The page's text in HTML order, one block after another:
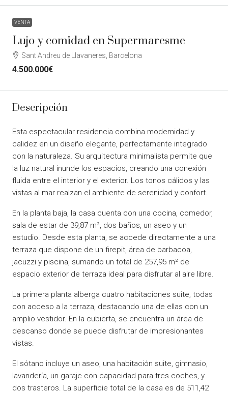
VENTA
Lujo y comidad en Supermaresme
Sant Andreu de Llavaneres, Barcelona
4.500.000€
Descripción
Esta espectacular residencia combina modernidad y
calidez en un diseño elegante, perfectamente integrado
con la naturaleza. Su arquitectura minimalista permite que
la luz natural inunde los espacios, creando una conexión
fluida entre el interior y el exterior. Los tonos cálidos y las
vistas al mar realzan el ambiente de serenidad y confort.
En la planta baja, la casa cuenta con una cocina, comedor,
sala de estar de 39,87 m², dos baños, un aseo y un
estudio. Desde esta planta, se accede directamente a una
terraza que dispone de un firepit, área de barbacoa,
jacuzzi y piscina, sumando un total de 257,95 m² de
espacio exterior de terraza ideal para disfrutar al aire libre.
La primera planta alberga cuatro habitaciones suite, todas
con acceso a la terraza, destacando una de ellas con un
amplio vestidor. En la cubierta, se encuentra un área de
descanso donde se puede disfrutar de impresionantes
vistas.
El sótano incluye un aseo, una habitación suite, gimnasio,
lavandería, un garaje con capacidad para tres coches, y
dos trasteros. La superficie total de la casa es de 511,42